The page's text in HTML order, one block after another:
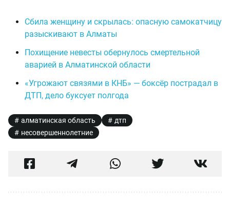
Сбила женщину и скрылась: опасную самокатчицу
разыскивают в Алматы
Похищение невесты обернулось смертельной
аварией в Алматинской области
«Угрожают связями в КНБ» — боксёр пострадал в
ДТП, дело буксует полгода
алматинская область
дтп
несовершеннолетние